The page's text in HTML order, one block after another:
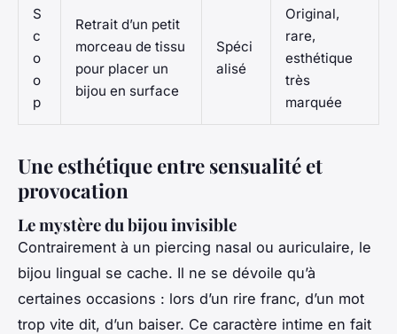
S
c
o
o
p
Retrait d’un petit
morceau de tissu
pour placer un
bijou en surface
Spéci
alisé
Original,
rare,
esthétique
très
marquée
Une esthétique entre sensualité et
provocation
Le mystère du bijou invisible
Contrairement à un piercing nasal ou auriculaire, le
bijou lingual se cache. Il ne se dévoile qu’à
certaines occasions : lors d’un rire franc, d’un mot
trop vite dit, d’un baiser. Ce caractère intime en fait